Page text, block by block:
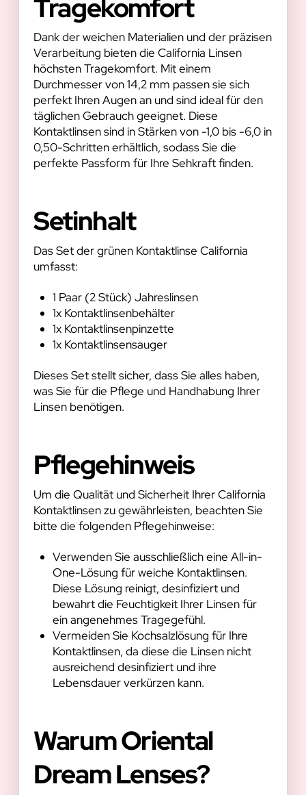
Tragekomfort
Dank der weichen Materialien und der präzisen
Verarbeitung bieten die California Linsen
höchsten Tragekomfort. Mit einem
Durchmesser von 14,2 mm passen sie sich
perfekt Ihren Augen an und sind ideal für den
täglichen Gebrauch geeignet. Diese
Kontaktlinsen sind in Stärken von -1,0 bis -6,0 in
0,50-Schritten erhältlich, sodass Sie die
perfekte Passform für Ihre Sehkraft finden.
Setinhalt
Das Set der grünen Kontaktlinse California
umfasst:
1 Paar (2 Stück) Jahreslinsen
1x Kontaktlinsenbehälter
1x Kontaktlinsenpinzette
1x Kontaktlinsensauger
Dieses Set stellt sicher, dass Sie alles haben,
was Sie für die Pflege und Handhabung Ihrer
Linsen benötigen.
Pflegehinweis
Um die Qualität und Sicherheit Ihrer California
Kontaktlinsen zu gewährleisten, beachten Sie
bitte die folgenden Pflegehinweise:
Verwenden Sie ausschließlich eine All-in-
One-Lösung für weiche Kontaktlinsen.
Diese Lösung reinigt, desinfiziert und
bewahrt die Feuchtigkeit Ihrer Linsen für
ein angenehmes Tragegefühl.
Vermeiden Sie Kochsalzlösung für Ihre
Kontaktlinsen, da diese die Linsen nicht
ausreichend desinfiziert und ihre
Lebensdauer verkürzen kann.
Warum Oriental
Dream Lenses?